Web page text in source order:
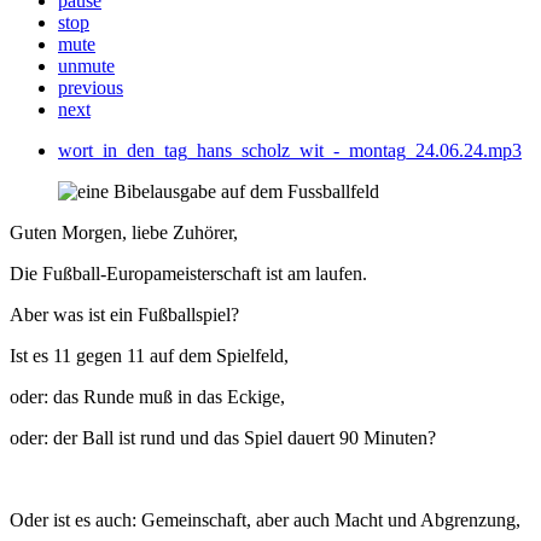
stop
mute
unmute
previous
next
wort_in_den_tag_hans_scholz_wit_-_montag_24.06.24.mp3
Guten Morgen, liebe Zuhörer,
Die Fußball-Europameisterschaft ist am laufen.
Aber was ist ein Fußballspiel?
Ist es 11 gegen 11 auf dem Spielfeld,
oder: das Runde muß in das Eckige,
oder: der Ball ist rund und das Spiel dauert 90 Minuten?
Oder ist es auch: Gemeinschaft, aber auch Macht und Abgrenzung,